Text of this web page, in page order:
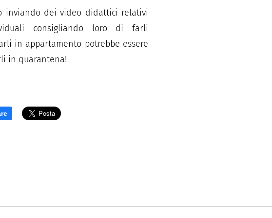
inviando dei video didattici relativi
consigliando loro di farli
in appartamento potrebbe essere
in quarantena!